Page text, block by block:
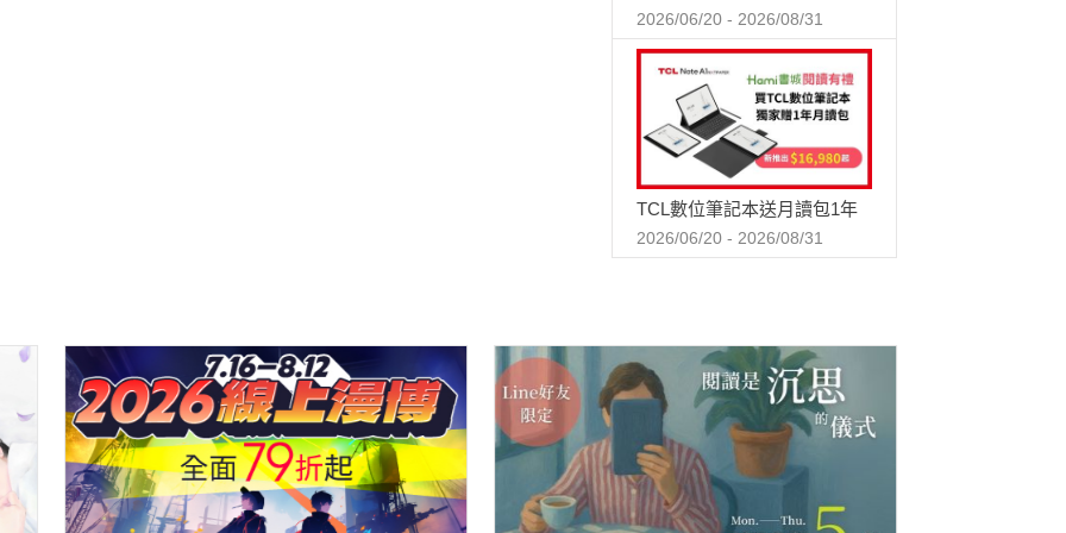
2026/06/20 - 2026/08/31
TCL數位筆記本送月讀包1年
2026/06/20 - 2026/08/31